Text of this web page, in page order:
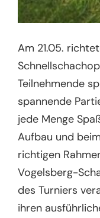
Am 21.05.
Teilnehmende
spannende
jede Menge
Aufbau und
richtigen
Vogelsberg-
des Turniers
ihren